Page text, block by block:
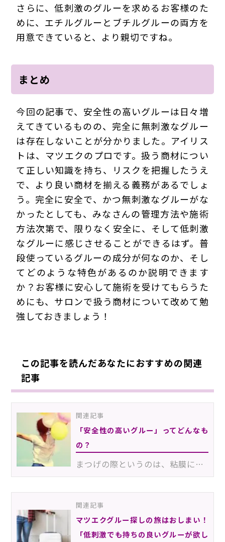
さらに、低刺激のグルーを求めるお客様のた
めに、エチルグルーとブチルグルーの両方を
用意できていると、より親切ですね。
まとめ
今回の記事で、安全性の高いグルーは日々増
えてきているものの、完全に無刺激なグルー
は存在しないことが分かりました。アイリス
トは、マツエクのプロです。扱う商材につい
て正しい知識を持ち、リスクを把握したうえ
で、より良い商材を揃える義務があるでしょ
う。完全に安全で、かつ無刺激なグルーがな
かったとしても、みなさんの管理方法や施術
方法次第で、限りなく安全に、そして低刺激
なグルーに感じさせることができるはず。普
段使っているグルーの成分が何なのか、そし
てどのような特色があるのか説明できます
か？お客様に安心して施術を受けてもらうた
めにも、サロンで扱う商材について改めて勉
強しておきましょう！
この記事を読んだあなたにおすすめの関連
記事
関連記事
「安全性の高いグルー」ってどんなも
の？
まつげの際というのは、粘膜に近い分、とてもデリケートな部分。マツエクによるトラブルを防ぐためにも、…
関連記事
マツエクグルー探しの旅はおしまい！
「低刺激でも持ちの良いグルーが欲し